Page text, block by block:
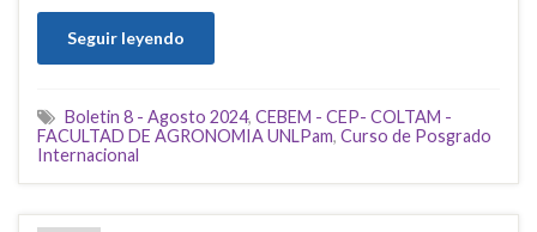
Seguir leyendo
Boletin 8 - Agosto 2024, CEBEM - CEP- COLTAM -
FACULTAD DE AGRONOMIA UNLPam, Curso de Posgrado
Internacional